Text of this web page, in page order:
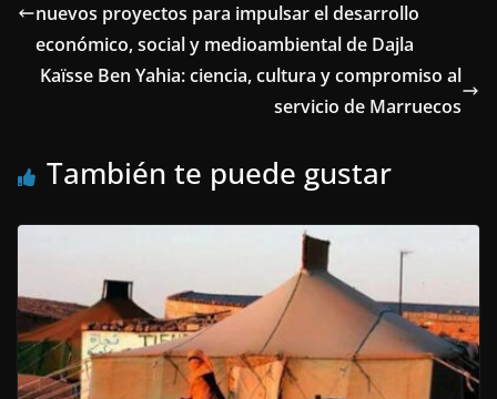
nuevos proyectos para impulsar el desarrollo
económico, social y medioambiental de Dajla
Kaïsse Ben Yahia: ciencia, cultura y compromiso al
servicio de Marruecos
También te puede gustar